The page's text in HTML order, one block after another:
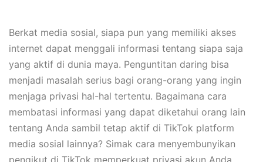
Berkat media sosial, siapa pun yang memiliki akses
internet dapat menggali informasi tentang siapa saja
yang aktif di dunia maya. Penguntitan daring bisa
menjadi masalah serius bagi orang-orang yang ingin
menjaga privasi hal-hal tertentu. Bagaimana cara
membatasi informasi yang dapat diketahui orang lain
tentang Anda sambil tetap aktif di TikTok platform
media sosial lainnya? Simak cara menyembunyikan
pengikut di TikTok memperkuat privasi akun Anda.